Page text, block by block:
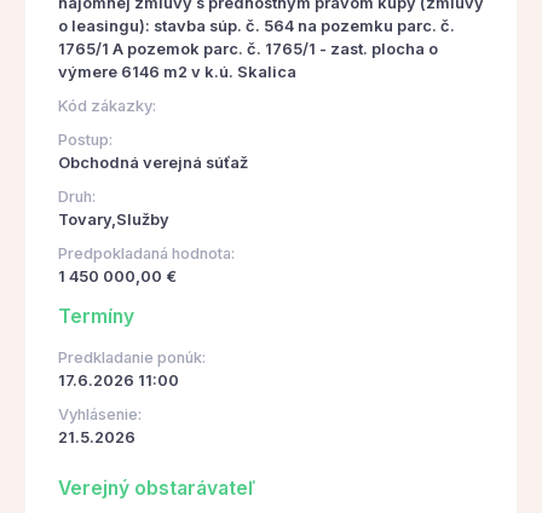
o leasingu): stavba súp. č. 564 na pozemku parc. č.
1765/1 A pozemok parc. č. 1765/1 - zast. plocha o
výmere 6146 m2 v k.ú. Skalica
Kód zákazky:
Postup:
Obchodná verejná súťaž
Druh:
Tovary,Služby
Predpokladaná hodnota:
1 450 000,00 €
Termíny
Predkladanie ponúk:
17.6.2026 11:00
Vyhlásenie:
21.5.2026
Verejný obstarávateľ